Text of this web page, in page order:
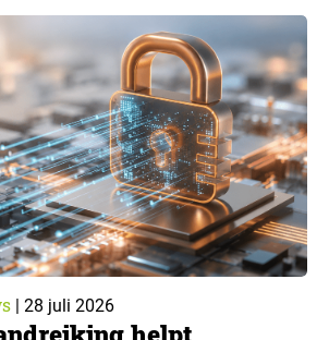
Online & AI? 2026, het
van Ruigrok onderzoek &
| 28 juli 2026
helpt